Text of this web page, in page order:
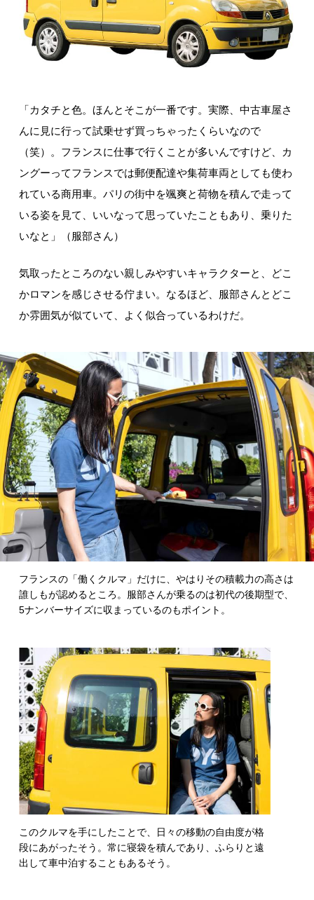
「カタチと色。ほんとそこが一番です。実際、中古車屋さ
んに見に行って試乗せず買っちゃったくらいなので
（笑）。フランスに仕事で行くことが多いんですけど、カ
ングーってフランスでは郵便配達や集荷車両としても使わ
れている商用車。パリの街中を颯爽と荷物を積んで走って
いる姿を見て、いいなって思っていたこともあり、乗りた
いなと」（服部さん）
気取ったところのない親しみやすいキャラクターと、どこ
かロマンを感じさせる佇まい。なるほど、服部さんとどこ
か雰囲気が似ていて、よく似合っているわけだ。
フランスの「働くクルマ」だけに、やはりその積載力の高さは
誰しもが認めるところ。服部さんが乗るのは初代の後期型で、
5ナンバーサイズに収まっているのもポイント。
このクルマを手にしたことで、日々の移動の自由度が格
段にあがったそう。常に寝袋を積んであり、ふらりと遠
出して車中泊することもあるそう。